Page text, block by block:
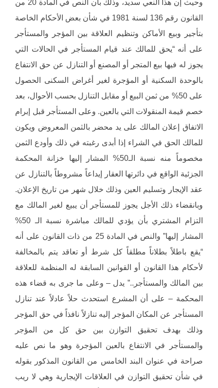
وحيث إن هذا النعي سديد، وذلك بأن النص في المادة 20 من
القانون رقم 136 لسنة 1981 في شأن بعض الأحكام الخاصة
بتأجير وبيع الأماكن وتنظيم العلاقة بين المؤجر والمستأجر
على أنه “يحق للمالك عند قيام المستأجر في الحالات التي
يجوز له فيها بيع المتجر أو المصنع أو التنازل عن حق الانتفاع
بالوحدة السكنية أو المؤجرة لغير أغراض السكنى الحصول
على 50% من ثمن البيع أو مقابل التنازل بحسب الأحوال، بعد
خصم قيمة المنقولات التي بالعين. وعلى المستأجر قبل إبرام
الاتفاق إعلان المالك على يد محضر بالثمن المعروض ويكون
للمالك الحق في الشراء إذا أبدى رغبته في ذلك وأودع الثمن
مخصوماً منه نسبة الـ50% المشار إليها خزانة المحكمة
الجزئية الواقع في دائرتها العقار إيداعاً مشروطاً بالتنازل عن
عقد الإيجار وتسليم العين وذلك خلال شهر من تاريخ الإعلان.
وبانقضاء ذلك الأجل يجوز للمستأجر أن يبيع لغير المالك مع
التزام المشتري بأن يؤدي للمالك مباشرة نسبة الـ 50%
المشار إليها” والنص في المادة 25 من ذات القانون على أنه
“يقع باطلاً بطلاناً مطلقاً كل شرط أو تعاقد يتم بالمخالفة
لأحكام هذا القانون أو القوانين السابقة له المنظمة للعلاقة
بين المالك والمستأجر..” يدل – وعلى ما جرى به قضاء هذه
المحكمة – على أن المشرع استحدث حلاً عادلاً عند تنازل
المستأجر عن المكان المؤجر إليه تنازلاً نافذاً في حق المؤجر
وذلك بهدف تحقيق التوازن بين حق كل من المؤجر
والمستأجر في الانتفاع بالعين المؤجرة وهو ما نص عليه
صراحة في عنوان البند الخامس من القانون المذكور بقوله
في شأن تحقيق التوازن في العلاقات الإيجارية وهي لا ريب